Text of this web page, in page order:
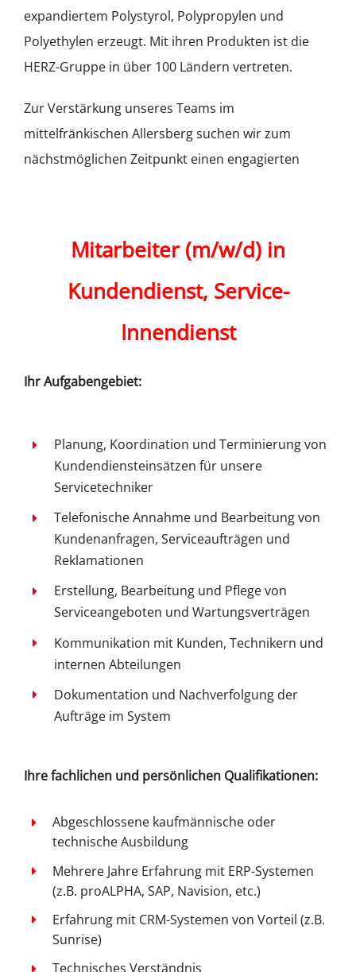
expandiertem Polystyrol, Polypropylen und
Polyethylen erzeugt. Mit ihren Produkten ist die
HERZ-Gruppe in über 100 Ländern vertreten.
Zur Verstärkung unseres Teams im
mittelfränkischen Allersberg suchen wir zum
nächstmöglichen Zeitpunkt einen engagierten
Mitarbeiter (m/w/d) in
Kundendienst, Service-
Innendienst
Ihr Aufgabengebiet:
Planung, Koordination und Terminierung von
Kundendiensteinsätzen für unsere
Servicetechniker
Telefonische Annahme und Bearbeitung von
Kundenanfragen, Serviceaufträgen und
Reklamationen
Erstellung, Bearbeitung und Pflege von
Serviceangeboten und Wartungsverträgen
Kommunikation mit Kunden, Technikern und
internen Abteilungen
Dokumentation und Nachverfolgung der
Aufträge im System
Ihre fachlichen und persönlichen Qualifikationen:
Abgeschlossene kaufmännische oder
technische Ausbildung
Mehrere Jahre Erfahrung mit ERP-Systemen
(z.B. proALPHA, SAP, Navision, etc.)
Erfahrung mit CRM-Systemen von Vorteil (z.B.
Sunrise)
Technisches Verständnis